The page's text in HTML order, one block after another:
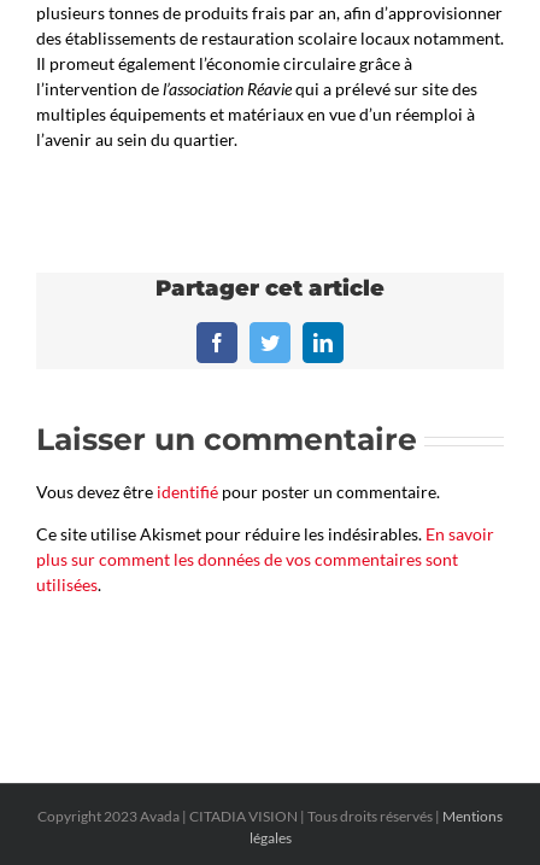
plusieurs tonnes de produits frais par an, afin d’approvisionner
des établissements de restauration scolaire locaux notamment.
Il promeut également l’économie circulaire grâce à
l’intervention del’association Réaviequi a prélevé sur site des
multiples équipements et matériaux en vue d’un réemploi à
l’avenir au sein du quartier.
Partager cet article
FacebookTwitterLinkedIn
Laisser un commentaire
Vous devez être identifié pour poster un commentaire.
Ce site utilise Akismet pour réduire les indésirables. En savoir
plus sur comment les données de vos commentaires sont
utilisées.
Copyright 2023 Avada | CITADIA VISION | Tous droits réservés | Mentions
légales